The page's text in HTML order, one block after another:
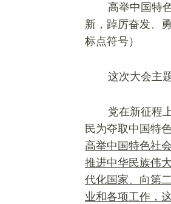
高举中国特
新，踔厉奋发、
标点符号）
这次大会主
党在新征程
民为夺取中国特
高举中国特色社
推进中华民族伟
代化国家、向第
业和各项工作，